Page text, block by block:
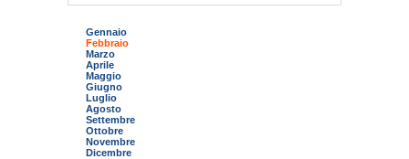
Gennaio
Febbraio
Marzo
Aprile
Maggio
Giugno
Luglio
Agosto
Settembre
Ottobre
Novembre
Dicembre